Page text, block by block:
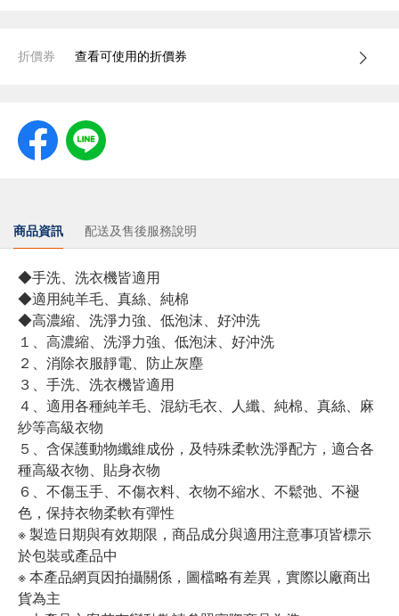
折價券 查看可使用的折價券
商品資訊 配送及售後服務說明
◆手洗、洗衣機皆適用
◆適用純羊毛、真絲、純棉
◆高濃縮、洗淨力強、低泡沫、好沖洗
１、高濃縮、洗淨力強、低泡沫、好沖洗
２、消除衣服靜電、防止灰塵
３、手洗、洗衣機皆適用
４、適用各種純羊毛、混紡毛衣、人纖、純棉、真絲、麻
紗等高級衣物
５、含保護動物纖維成份，及特殊柔軟洗淨配方，適合各
種高級衣物、貼身衣物
６、不傷玉手、不傷衣料、衣物不縮水、不鬆弛、不褪
色，保持衣物柔軟有彈性
※ 製造日期與有效期限，商品成分與適用注意事項皆標示
於包裝或產品中
※ 本產品網頁因拍攝關係，圖檔略有差異，實際以廠商出
貨為主